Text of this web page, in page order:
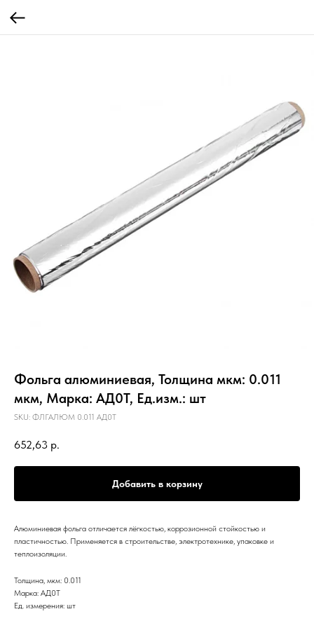
Фольга алюминиевая, Толщина мкм: 0.011
мкм, Марка: АД0Т, Ед.изм.: шт
SKU: ФЛГАЛЮМ 0.011 АД0Т
652,63 р.
Добавить в корзину
Алюминиевая фольга отличается лёгкостью, коррозионной стойкостью и
пластичностью. Применяется в строительстве, электротехнике, упаковке и
теплоизоляции.
Толщина, мкм: 0.011
Марка: АД0Т
Ед. измерения: шт